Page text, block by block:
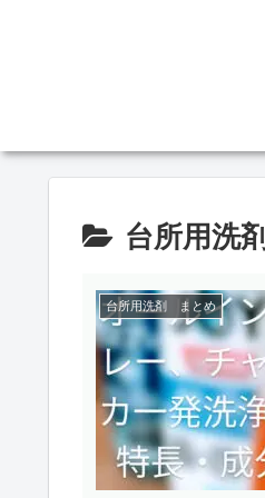
台所用洗剤
台所用洗剤 まとめ